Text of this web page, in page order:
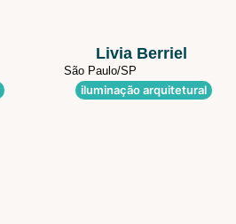
Livia Berriel
São Paulo/SP
iluminação arquitetural